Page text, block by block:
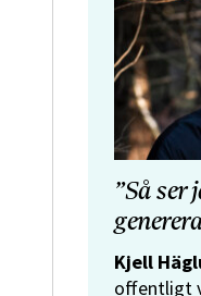
”Så ser
Kjell
offentligt